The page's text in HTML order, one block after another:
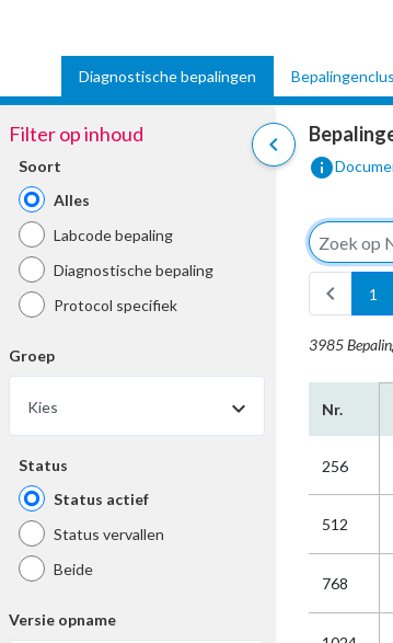
Diagnostische bepalingen
chevron_left
Filter op inhoud
Soort
Alles
Labcode bepaling
Diagnostische bepaling
Protocol specifiek
Groep
Kies
Status
Status actief
Status vervallen
Beide
Versie opname
info
chevron_left
1
3985
Nr.
256
512
768